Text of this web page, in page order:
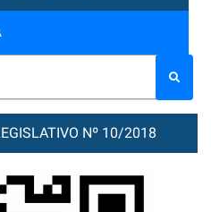
Nº 10/2018